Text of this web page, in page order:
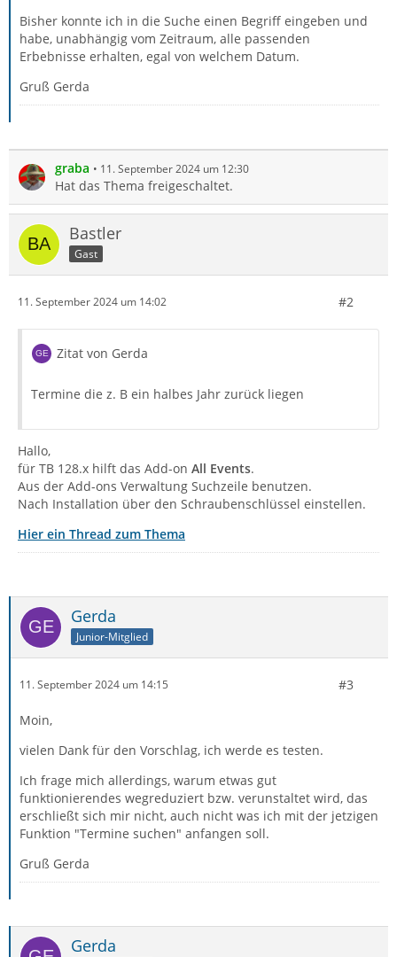
Bisher konnte ich in die Suche einen Begriff eingeben und
habe, unabhängig vom Zeitraum, alle passenden
Erbebnisse erhalten, egal von welchem Datum.
Gruß Gerda
graba 11. September 2024 um 12:30
Hat das Thema freigeschaltet.
Bastler
Gast
11. September 2024 um 14:02 #2
Zitat von Gerda
Termine die z. B ein halbes Jahr zurück liegen
Hallo,
für TB 128.x hilft das Add-on All Events.
Aus der Add-ons Verwaltung Suchzeile benutzen.
Nach Installation über den Schraubenschlüssel einstellen.
Hier ein Thread zum Thema
Gerda
Junior-Mitglied
11. September 2024 um 14:15 #3
Moin,
vielen Dank für den Vorschlag, ich werde es testen.
Ich frage mich allerdings, warum etwas gut
funktionierendes wegreduziert bzw. verunstaltet wird, das
erschließt sich mir nicht, auch nicht was ich mit der jetzigen
Funktion "Termine suchen" anfangen soll.
Gruß Gerda
Gerda